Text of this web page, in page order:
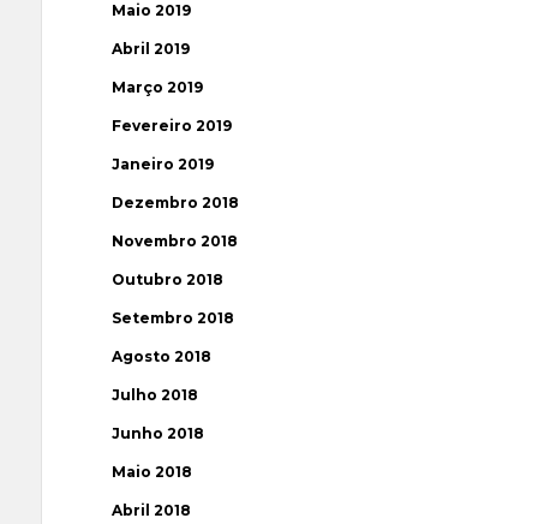
Maio 2019
Abril 2019
Março 2019
Fevereiro 2019
Janeiro 2019
Dezembro 2018
Novembro 2018
Outubro 2018
Setembro 2018
Agosto 2018
Julho 2018
Junho 2018
Maio 2018
Abril 2018